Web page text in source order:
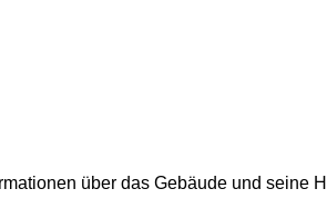
über das Gebäude und seine